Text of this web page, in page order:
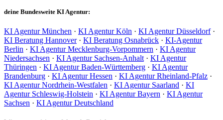
deine Bundesweite KI Agentur:
KI Agentur München · KI Agentur Köln · KI Agentur Düsseldorf·
KI Beratung Hannover· KI Beratung Osnabrück · KI-Agentur
Berlin · KI Agentur Mecklenburg-Vorpommern · KI Agentur
Niedersachsen · KI Agentur Sachsen-Anhalt · KI Agentur
Thüringen · KI Agentur Baden-Württemberg · KI Agentur
Brandenburg · KI Agentur Hessen · KI Agentur Rheinland-Pfalz ·
KI Agentur Nordrhein-Westfalen · KI Agentur Saarland · KI
Agentur Schleswig-Holstein · KI Agentur Bayern · KI Agentur
Sachsen · KI Agentur Deutschland